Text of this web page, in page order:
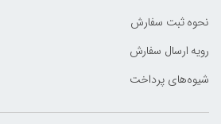
نحوه ثبت سفارش
رویه ارسال سفارش
شیوه‌های پرداخت